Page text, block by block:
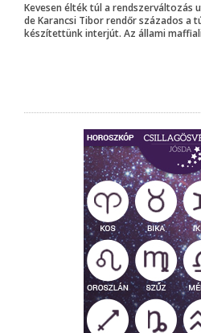
Kevesen élték túl a rendszerváltozás
de Karancsi Tibor rendőr százados a
készítettünk interjút. Az állami